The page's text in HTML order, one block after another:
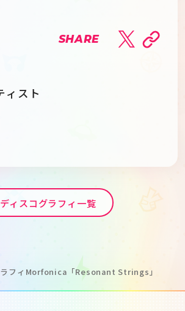
SHARE
ィスト
ディスコグラフィ一覧
フィ Morfonica「Resonant Strings」